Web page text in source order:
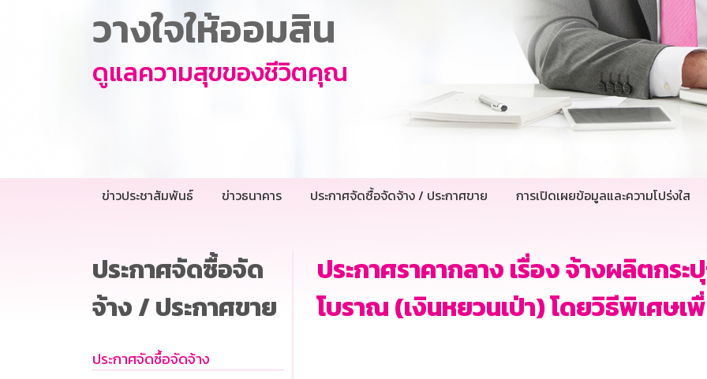
วางใจให้ออมสิน
ดูแลความสุขของชีวิตคุณ
ข่าวประชาสัมพันธ์ ข่าวธนาคาร ประกาศจัดซื้อจัดจ้าง / ประกาศขาย การเปิดเผยข้อมูลและความโปร่งใส
ประกาศจัดซื้อจัด
จ้าง / ประกาศขาย
ประกาศจัดซื้อจัดจ้าง
ประกาศราคากลาง เรื่อง จ้างผลิตกร
โบราณ (เงินหยวนเป่า) โดยวิธีพิเศษ